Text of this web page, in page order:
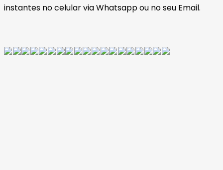
instantes no celular via Whatsapp ou no seu Email.